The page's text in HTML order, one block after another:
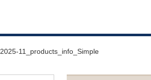
2025-11_products_info_Simple